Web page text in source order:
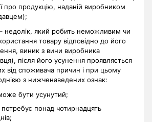
про продукцію, наданій виробником
недолік, який робить неможливим чи
товару відповідно до його
виник з вини виробника
після його усунення проявляється
від споживача причин і при цьому
з нижченаведених ознак:
бути усунутий;
понад чотирнадцять